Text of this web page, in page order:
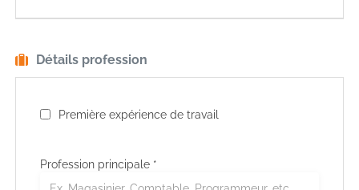
Détails profession
Première expérience de travail
Profession principale *